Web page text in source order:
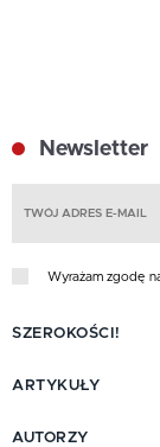
Newsletter
Wyrażam zgodę
SZEROKOŚCI!
ARTYKUŁY
AUTORZY